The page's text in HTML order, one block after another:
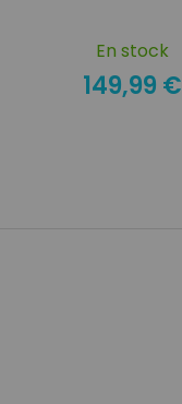
En stock
149,99 €